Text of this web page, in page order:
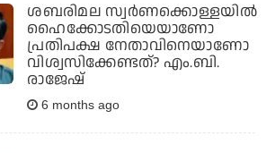
ശബരിമല സ്വര്‍ണക്കൊള്ളയില്‍
ഹൈക്കോടതിയെയാണോ
പ്രതിപക്ഷ നേതാവിനെയാണോ
വിശ്വസിക്കേണ്ടത്? എം.ബി.
രാജേഷ്
6 months ago